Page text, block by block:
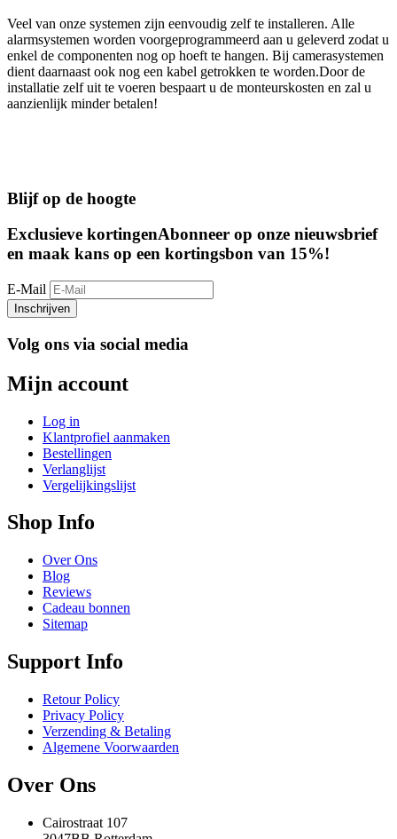
Veel van onze systemen zijn eenvoudig zelf te installeren. Alle
alarmsystemen worden voorgeprogrammeerd aan u geleverd zodat u
enkel de componenten nog op hoeft te hangen. Bij camerasystemen
dient daarnaast ook nog een kabel getrokken te worden.Door de
installatie zelf uit te voeren bespaart u de monteurskosten en zal u
aanzienlijk minder betalen!
Blijf op de hoogte
Exclusieve kortingenAbonneer op onze nieuwsbrief
en maak kans op een kortingsbon van 15%!
E-Mail
Inschrijven
Volg ons via social media
Mijn account
Log in
Klantprofiel aanmaken
Bestellingen
Verlanglijst
Vergelijkingslijst
Shop Info
Over Ons
Blog
Reviews
Cadeau bonnen
Sitemap
Support Info
Retour Policy
Privacy Policy
Verzending & Betaling
Algemene Voorwaarden
Over Ons
Cairostraat 107